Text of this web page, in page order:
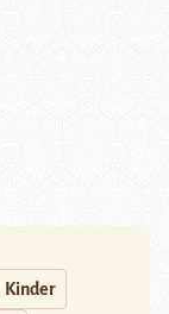
Kinder